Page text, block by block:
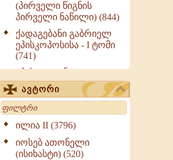
(პირველი წიგნის
პირველი ნაწილი) (844)
ქადაგებანი გაბრიელ
ეპისკოპოსისა - I ტომი
(741)
ეპისტოლენი,
ქადაგებანი, სიტყვანი
(ნაწილი III) (723)
მოძღვრის ძალზე
სასარგებლო რჩევები
მრევლისათვის (545)
Wisdomge (514)
ავტორი
Search
ილია II (3796)
იოსებ ათონელი
(ისიხასტი) (520)